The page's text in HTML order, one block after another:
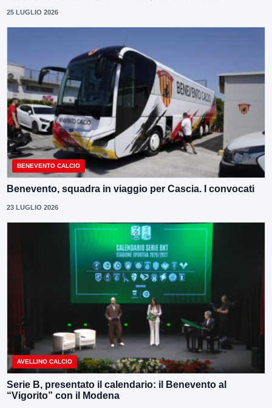
25 LUGLIO 2026
BENEVENTO CALCIO
Benevento, squadra in viaggio per Cascia. I convocati
23 LUGLIO 2026
AVELLINO CALCIO
Serie B, presentato il calendario: il Benevento al
“Vigorito” con il Modena